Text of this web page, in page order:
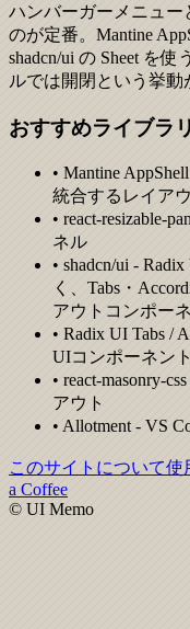
ハンバーガーメニュー
のが定番。Mantine
shadcn/ui の Sheet を
ルでは開閉という挙動
おすすめライブラリ
• Mantine
統合するレイア
• react-resizable-
ネル
• shadcn/ui -
く、Tabs・
アウトコンポー
• Radix UI Tabs /
UIコンポーネント
• react-masonry-
アウト
• Allotment - VS
このサイトについて使
a Coffee
© UI Memo